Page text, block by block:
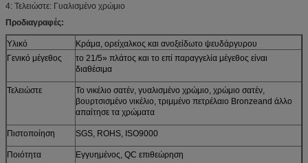
4: Τελειώστε: Γυαλισμένο χρώμιο
Προδιαγραφές:
Υλικό
Κράμα, ορείχαλκος και ανοξείδωτο ψευδάργυρου
Γενικό μέγεθος
το 21/5» πλάτος και το επί παραγγελία μέγεθος είναι
διαθέσιμα
Τελειώστε
Το νικέλιο σατέν, γυαλισμένο χρώμιο, χρώμιο σατέν,
βουρτσισμένο νικέλιο, τριμμένο πετρέλαιο Bronzeand άλλο
απαίτησε τα χρώματα
Πιστοποίηση SGS, ROHS, ISO9000
Ποιότητα Εγγυημένος, QC επιθεώρηση